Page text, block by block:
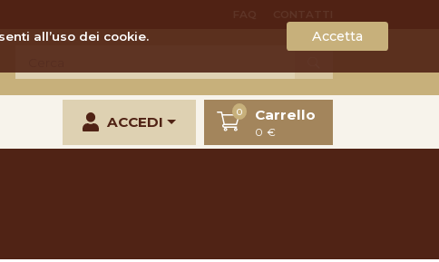
ACCEDI
0 Carrello
0 €
all’uso dei cookie. Accetta